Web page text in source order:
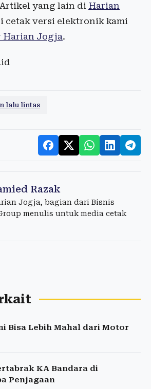
yang lain di Harian
cetak versi elektronik kami
Harian Jogja.
lalu lintas
Razak
Jogja, bagian dari Bisnis
menulis untuk media cetak
Bisa Lebih Mahal dari Motor
KA Bandara di
Penjagaan